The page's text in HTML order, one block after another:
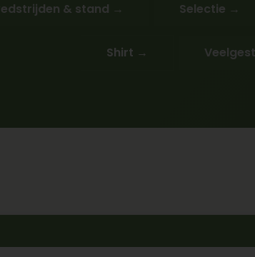
& stand → Selectie →
Shirt →